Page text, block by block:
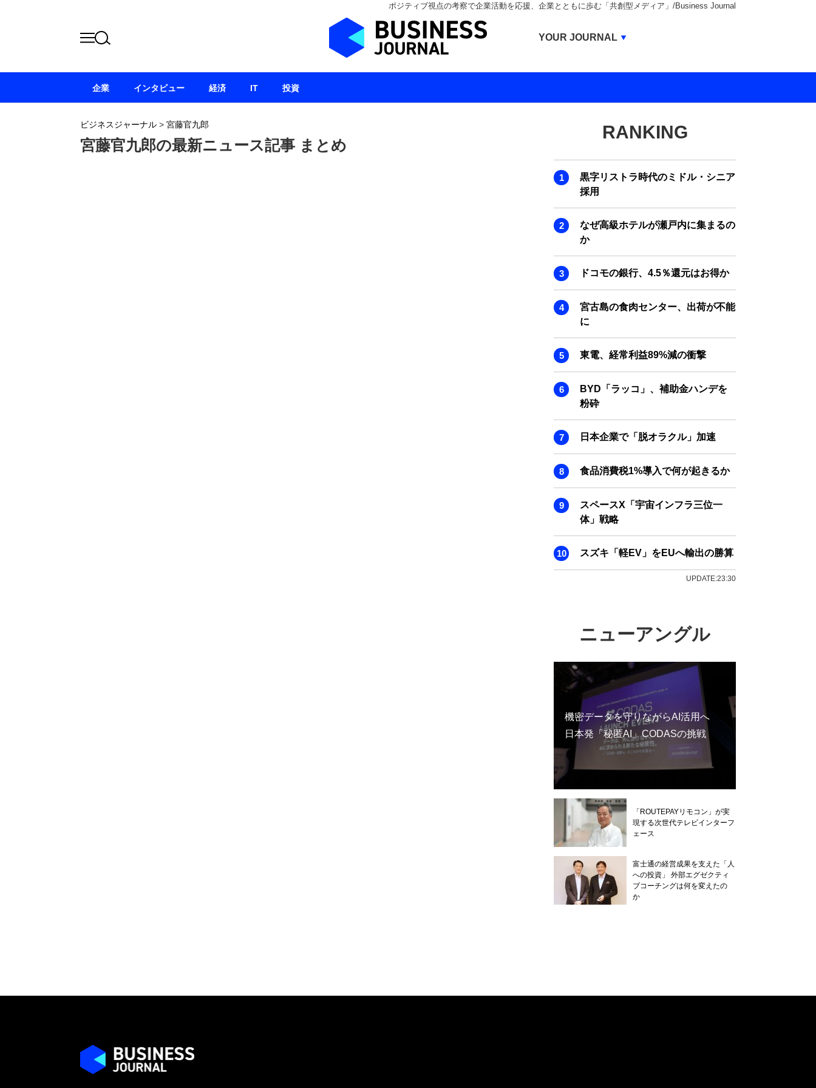
ポジティブ視点の考察で企業活動を応援、企業とともに歩む「共創型メディア」/Business Journal
ビジネスジャーナル > 宮藤官九郎
宮藤官九郎の最新ニュース記事 まとめ
RANKING
黒字リストラ時代のミドル・シニア
採用
なぜ高級ホテルが瀬戸内に集まるの
か
ドコモの銀行、4.5％還元はお得か
宮古島の食肉センター、出荷が不能
に
東電、経常利益89%減の衝撃
BYD「ラッコ」、補助金ハンデを
粉砕
日本企業で「脱オラクル」加速
食品消費税1%導入で何が起きるか
スペースX「宇宙インフラ三位一
体」戦略
スズキ「軽EV」をEUへ輸出の勝算
UPDATE:23:30
ニューアングル
機密データを守りながらAI活用へ
日本発「秘匿AI」CODASの挑戦
「ROUTEPAYリモコン」が実
現する次世代テレビインターフ
ェース
富士通の経営成果を支えた「人
への投資」 外部エグゼクティ
ブコーチングは何を変えたの
か
企業 インタビュー 経済 IT 投資
YOUR JOURNAL
BUSINESS JOURNAL
IVS JOURNAL
ENERGY MANAGEMENT JOURNAL
INBOUND JOURNAL
LIFE ENDING JOURNAL
AI JOURNAL
SMART MARKETING JOURNAL
ADOPTABLE DOG JOURNAL